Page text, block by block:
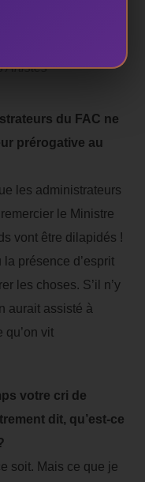
Artistes
du FAC ne
prérogative au
les administrateurs
le Ministre
vont être dilapidés !
présence d’esprit
les choses. S’il n’y
aurait assisté à
qu’on vit
votre cri de
dit, qu’est-ce
soit. Mais ce que je